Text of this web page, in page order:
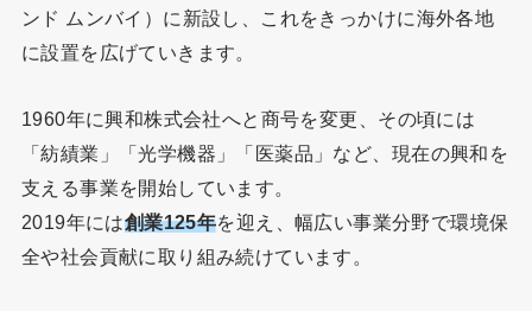
ンド ムンバイ）に新設し、これをきっかけに海外各地
に設置を広げていきます。
1960年に興和株式会社へと商号を変更、その頃には
「紡績業」「光学機器」「医薬品」など、現在の興和を
支える事業を開始しています。
2019年には創業125年を迎え、幅広い事業分野で環境保
全や社会貢献に取り組み続けています。